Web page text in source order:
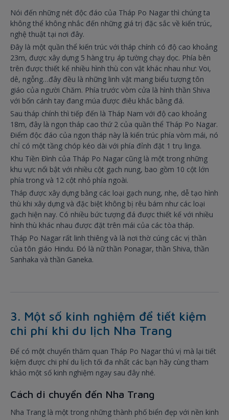
Nói đến những nét độc đáo của Tháp Po Nagar thì chúng ta
không thể không nhắc đến những giá trị đặc sắc về kiến trúc,
nghệ thuật tại nơi đây.
Đây là một quần thể kiến trúc với tháp chính có độ cao khoảng
23m, được xây dựng 5 hàng trụ áp tường chạy dọc. Phía bên
trên được thiết kế nhiều hình thù con vật khác nhau như: Voi,
dê, ngỗng…đây đều là những linh vật mang biểu tượng tôn
giáo của người Chăm. Phía trước vòm cửa là hình thần Shiva
với bốn cánh tay đang múa được điêu khắc bằng đá.
Sau tháp chính thì tiếp đến là Tháp Nam với độ cao khoảng
18m, đây là ngọn tháp cao thứ 2 của quần thể Tháp Po Nagar.
Điểm độc đáo của ngọn tháp này là kiến trúc phía vòm mái, nó
chỉ có một tầng chóp kéo dài với phía đỉnh đặt 1 trụ linga.
Khu Tiền Đình của Tháp Po Nagar cũng là một trong những
khu vực nổi bật với nhiều cột gạch nung, bao gồm 10 cột lớn
phía trong và 12 cột nhỏ phía ngoài.
Tháp được xây dựng bằng các loại gạch nung, nhẹ, dễ tạo hình
thù khi xây dựng và đặc biệt không bị rêu bám như các loại
gạch hiện nay. Có nhiều bức tượng đá được thiết kế với nhiều
hình thù khác nhau được đặt trên mái của các tòa tháp.
Tháp Po Nagar rất linh thiêng và là nơi thờ cúng các vị thần
của tôn giáo Hindu. Đó là nữ thần Ponagar, thần Shiva, thần
Sanhaka và thần Ganeka.
3. Một số kinh nghiệm để tiết kiệm
chi phí khi du lịch Nha Trang
Để có một chuyến thăm quan Tháp Po Nagar thú vị mà lại tiết
kiệm được chi phí du lịch tối đa nhất các bạn hãy cùng tham
khảo một số kinh nghiệm ngay sau đây nhé.
Cách di chuyển đến Nha Trang
Nha Trang là một trong những thành phố biển đẹp với nền kinh